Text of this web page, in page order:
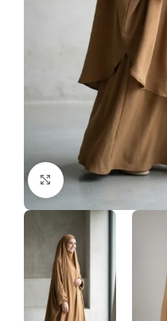
Click to enlarge